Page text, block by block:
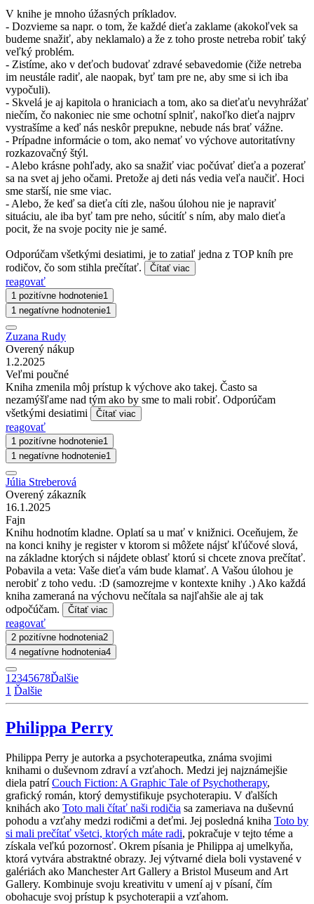
V knihe je mnoho úžasných príkladov.
- Dozvieme sa napr. o tom, že každé dieťa zaklame (akokoľvek sa
budeme snažiť, aby neklamalo) a že z toho proste netreba robiť taký
veľký problém.
- Zistíme, ako v deťoch budovať zdravé sebavedomie (čiže netreba
im neustále radiť, ale naopak, byť tam pre ne, aby sme si ich iba
vypočuli).
- Skvelá je aj kapitola o hraniciach a tom, ako sa dieťaťu nevyhrážať
niečím, čo nakoniec nie sme ochotní splniť, nakoľko dieťa najprv
vystrašíme a keď nás neskôr prepukne, nebude nás brať vážne.
- Prípadne informácie o tom, ako nemať vo výchove autoritatívny
rozkazovačný štýl.
- Alebo krásne pohľady, ako sa snažiť viac počúvať dieťa a pozerať
sa na svet aj jeho očami. Pretože aj deti nás vedia veľa naučiť. Hoci
sme starší, nie sme viac.
- Alebo, že keď sa dieťa cíti zle, našou úlohou nie je napraviť
situáciu, ale iba byť tam pre neho, súcitíť s ním, aby malo dieťa
pocit, že na svoje pocity nie je samé.
Odporúčam všetkými desiatimi, je to zatiaľ jedna z TOP kníh pre
rodičov, čo som stihla prečítať.
Čítať viac
reagovať
1 pozitívne hodnotenie1
1 negatívne hodnotenie1
Zuzana Rudy
Overený nákup
1.2.2025
Veľmi poučné
Kniha zmenila môj prístup k výchove ako takej. Často sa
nezamýšľame nad tým ako by sme to mali robiť. Odporúčam
všetkými desiatimi
Čítať viac
reagovať
1 pozitívne hodnotenie1
1 negatívne hodnotenie1
Júlia Streberová
Overený zákazník
16.1.2025
Fajn
Knihu hodnotím kladne. Oplatí sa u mať v knižnici. Oceňujem, že
na konci knihy je register v ktorom si môžete nájsť kľúčové slová,
na základne ktorých si nájdete oblasť ktorú si chcete znova prečítať.
Pobavila a veta: Vaše dieťa vám bude klamať. A Vašou úlohou je
nerobiť z toho vedu. :D (samozrejme v kontexte knihy .) Ako každá
kniha zameraná na výchovu nečítala sa najľahšie ale aj tak
odpočúčam.
Čítať viac
reagovať
2 pozitívne hodnotenia2
4 negatívne hodnotenia4
12345678Ďalšie
1 Ďalšie
Philippa Perry
Philippa Perry je autorka a psychoterapeutka, známa svojimi
knihami o duševnom zdraví a vzťahoch. Medzi jej najznámejšie
diela patríCouch Fiction: A Graphic Tale of Psychotherapy,
grafický román, ktorý demystifikuje psychoterapiu. V ďalších
knihách ako Toto mali čítať naši rodičia sa zameriava na duševnú
pohodu a vzťahy medzi rodičmi a deťmi. Jej posledná kniha Toto by
si mali prečítať všetci, ktorých máte radi, pokračuje v tejto téme a
získala veľkú pozornosť. Okrem písania je Philippa aj umelkyňa,
ktorá vytvára abstraktné obrazy. Jej výtvarné diela boli vystavené v
galériách ako Manchester Art Gallery a Bristol Museum and Art
Gallery. Kombinuje svoju kreativitu v umení aj v písaní, čím
obohacuje svoj prístup k psychoterapii a vzťahom.